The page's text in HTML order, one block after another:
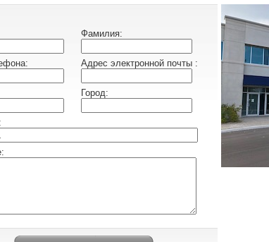
Фамилия:
Адрес электронной почты :
Город: